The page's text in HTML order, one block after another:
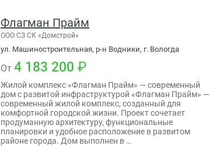
Флагман Прайм
ООО СЗ СК «Домcтрой»
ул. Машиностроительная, р-н Водники, г. Вологда
От 4 183 200
Жилой комплекс «Флагман Прайм» — современный
дом с развитой инфраструктурой «Флагман Прайм» —
современный жилой комплекс, созданный для
комфортной городской жизни. Проект сочетает
продуманную архитектуру, функциональные
планировки и удобное расположение в развитом
районе города. Дом выполнен в …